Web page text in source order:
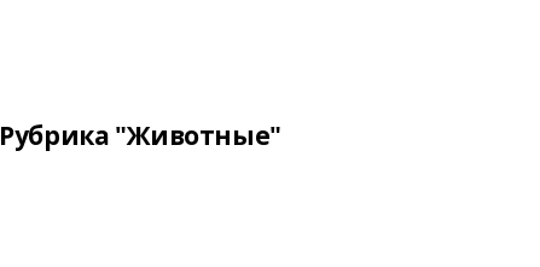
Рубрика "Животные"